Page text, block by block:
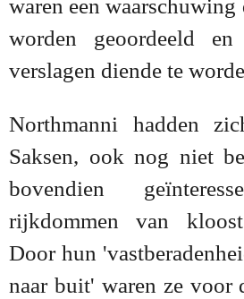
waren een waarschuwing
worden geoordeeld
verslagen diende te
Northmanni hadden
Saksen, ook nog niet
bovendien
rijkdommen van
Door hun
naar buit' waren ze voor